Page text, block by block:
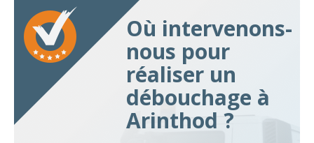
Où intervenons-
nous pour
réaliser un
débouchage à
Arinthod ?